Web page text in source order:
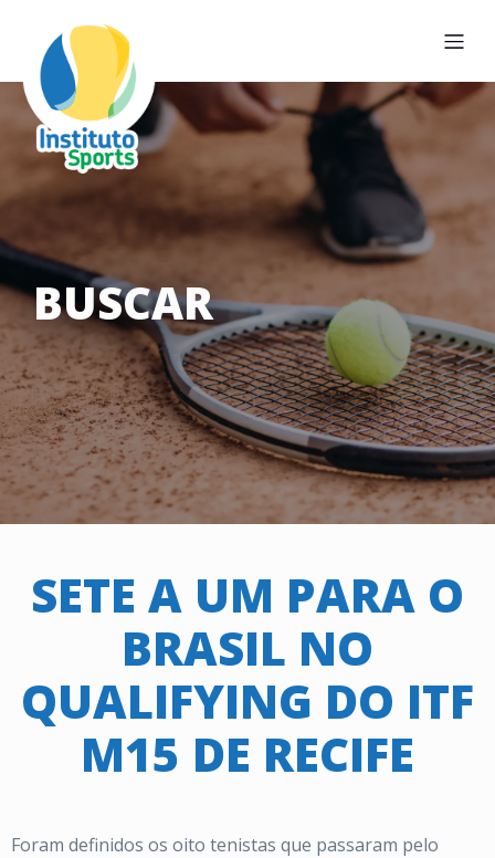
BUSCAR
SETE A UM PARA O
BRASIL NO
QUALIFYING DO ITF
M15 DE RECIFE
Foram definidos os oito tenistas que passaram pelo